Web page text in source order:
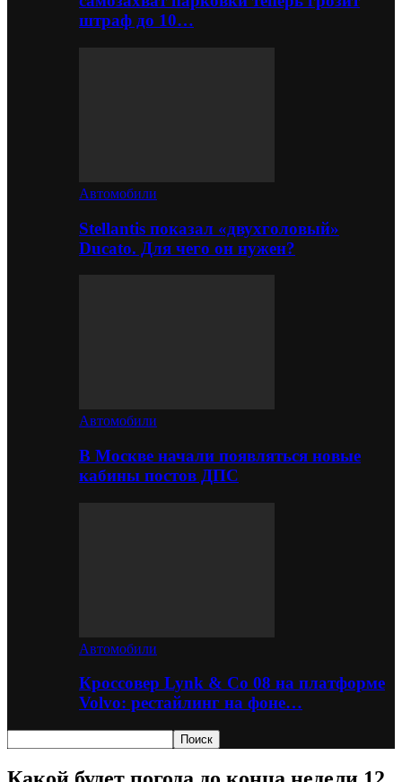
штраф до 10…
Автомобили
Stellantis показал «двухголовый»
Ducato. Для чего он нужен?
Автомобили
В Москве начали появляться новые
кабины постов ДПС
Автомобили
Кроссовер Lynk & Co 08 на платформе
Volvo: рестайлинг на фоне…